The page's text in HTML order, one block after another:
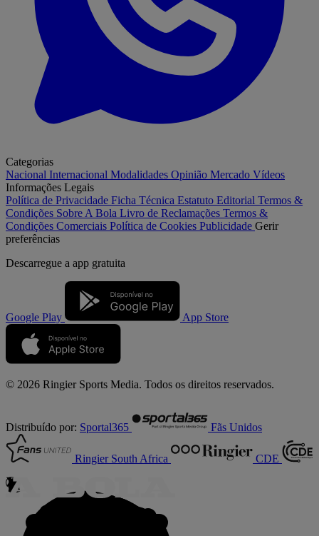
Categorias
Nacional Internacional Modalidades Opinião Mercado Vídeos
Informações Legais
Política de Privacidade Ficha Técnica Estatuto Editorial Termos &
Condições Sobre A Bola Livro de Reclamações Termos &
Condições Comerciais Política de Cookies Publicidade Gerir
preferências
Descarregue a app gratuita
Google Play App Store
© 2026 Ringier Sports Media. Todos os direitos reservados.
Distribuído por: Sportal365 Fãs Unidos
Ringier South Africa CDE